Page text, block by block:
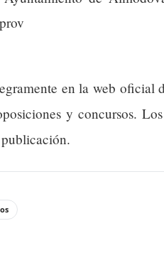
en la web oficial
y concursos.